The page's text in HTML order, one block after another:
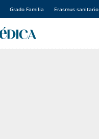
Grado Familia Erasmus sanitario